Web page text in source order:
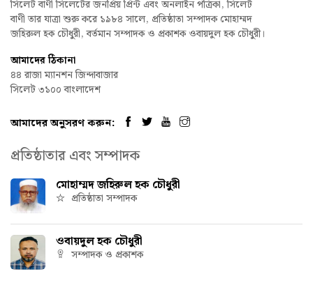
সিলেট বাণী সিলেটের জনপ্রিয় প্রিন্ট এবং অনলাইন পত্রিকা, সিলেট
বাণী তার যাত্রা শুরু করে ১৯৮৪ সালে, প্রতিষ্ঠাতা সম্পাদক মোহাম্মদ
জহিরুল হক চৌধুরী, বর্তমান সম্পাদক ও প্রকাশক ওবায়দুল হক চৌধুরী।
আমাদের ঠিকানা
৪৪ রাজা ম্যানশন জিন্দাবাজার
সিলেট ৩১০০ বাংলাদেশ
আমাদের অনুসরণ করুন:
প্রতিষ্ঠাতার এবং সম্পাদক
মোহাম্মদ জহিরুল হক চৌধুরী
প্রতিষ্ঠাতা সম্পাদক
ওবায়দুল হক চৌধুরী
সম্পাদক ও প্রকাশক